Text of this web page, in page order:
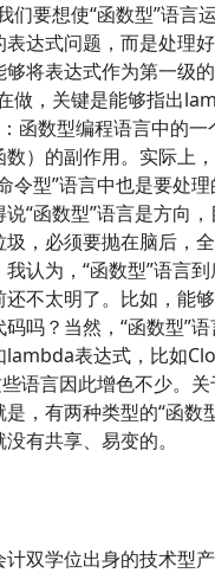
们要想使“函数型”语言
表达式问题，而是处理
将表达式作为第一级
做，关键是能够指出
函数型编程语言中的
）的副作用。实际上
令型”语言中也是要处
“函数型”语言是方向
，必须要抛在脑后，
认为，“函数型”语言
不太明了。比如，能
吗？当然，“函数型”
表达式，比如
语言因此增色不少。
，有两种类型的“函数
有共享、易变的。
双学位出身的技术型